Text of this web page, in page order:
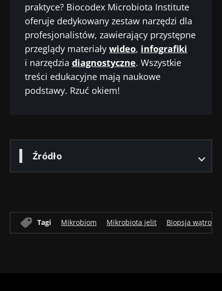
praktyce? Biocodex Microbiota Institute
oferuje dedykowany zestaw narzędzi dla
profesjonalistów, zawierający przystępne
przeglądy materiały wideo, infografiki
i narzędzia diagnostyczne. Wszystkie
treści edukacyjne mają naukowe
podstawy. Rzuć okiem!
Źródło
Tagi Mikrobiom Mikrobiota jelit Biopsja wątroby